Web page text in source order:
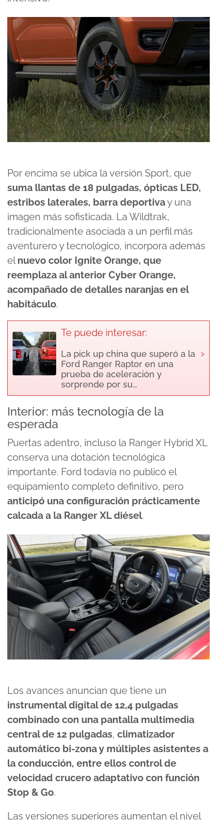
Por encima se ubica la versión Sport, que
suma llantas de 18 pulgadas, ópticas LED,
estribos laterales, barra deportivay una
imagen más sofisticada. La Wildtrak,
tradicionalmente asociada a un perfil más
aventurero y tecnológico, incorpora además
elnuevo color Ignite Orange, que
reemplaza al anterior Cyber Orange,
acompañado de detalles naranjas en el
habitáculo.
Te puede interesar:
La pick up china que superó a la
Ford Ranger Raptor en una
prueba de aceleración y
sorprende por su…
›
Interior: más tecnología de la
esperada
Puertas adentro, incluso la Ranger Hybrid XL
conserva una dotación tecnológica
importante. Ford todavía no publicó el
equipamiento completo definitivo, pero
anticipó una configuración prácticamente
calcada a la Ranger XL diésel.
Los avances anuncian que tiene un
instrumental digital de 12,4 pulgadas
combinado con una pantalla multimedia
central de 12 pulgadas, climatizador
automático bi-zona y múltiples asistentes a
la conducción, entre ellos control de
velocidad crucero adaptativo con función
Stop & Go.
Las versiones superiores aumentan el nivel